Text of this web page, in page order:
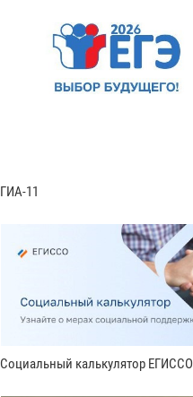
ГИА-11
Социальный калькулятор ЕГИССО